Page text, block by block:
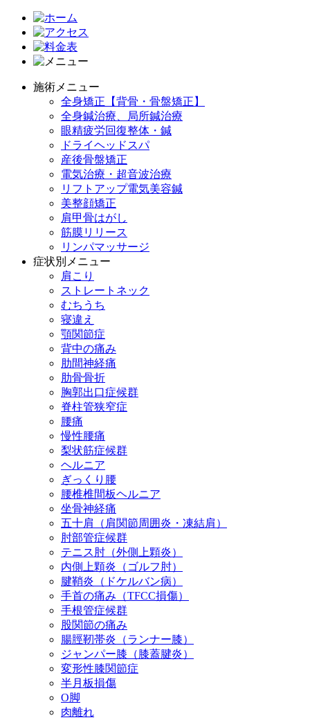
施術メニュー
全身矯正【背骨・骨盤矯正】
全身鍼治療、局所鍼治療
眼精疲労回復整体・鍼
ドライヘッドスパ
産後骨盤矯正
電気治療・超音波治療
リフトアップ電気美容鍼
美整顔矯正
肩甲骨はがし
筋膜リリース
リンパマッサージ
症状別メニュー
肩こり
ストレートネック
むちうち
寝違え
顎関節症
背中の痛み
肋間神経痛
肋骨骨折
胸郭出口症候群
脊柱管狭窄症
腰痛
慢性腰痛
梨状筋症候群
ヘルニア
ぎっくり腰
腰椎椎間板ヘルニア
坐骨神経痛
五十肩（肩関節周囲炎・凍結肩）
肘部管症候群
テニス肘（外側上顆炎）
内側上顆炎（ゴルフ肘）
腱鞘炎（ドケルバン病）
手首の痛み（TFCC損傷）
手根管症候群
股関節の痛み
腸脛靭帯炎（ランナー膝）
ジャンパー膝（膝蓋腱炎）
変形性膝関節症
半月板損傷
O脚
肉離れ